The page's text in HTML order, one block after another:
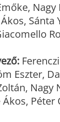
Nagy
Sánta
Eszter,
Nagy
Péter